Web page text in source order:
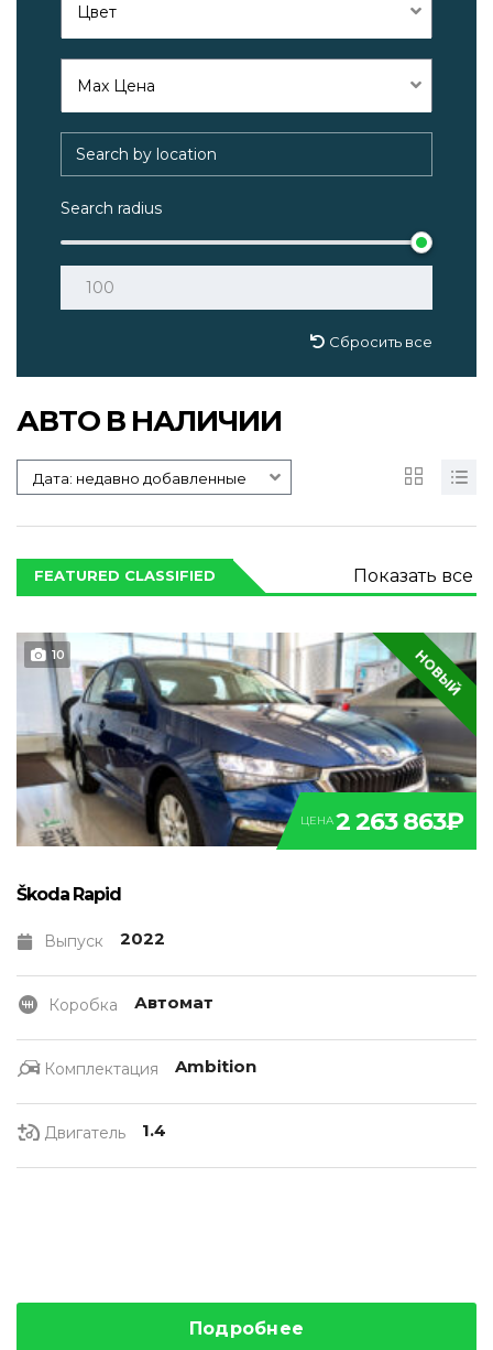
Цвет
Max Цена
Search radius
Сбросить все
АВТО В НАЛИЧИИ
Дата: недавно добавленные
FEATURED CLASSIFIED Показать все
10 НОВЫЙ
ЦЕНА2 263 863₽
Škoda Rapid
Выпуск 2022
Коробка Автомат
Комплектация Ambition
Двигатель 1.4
Подробнее